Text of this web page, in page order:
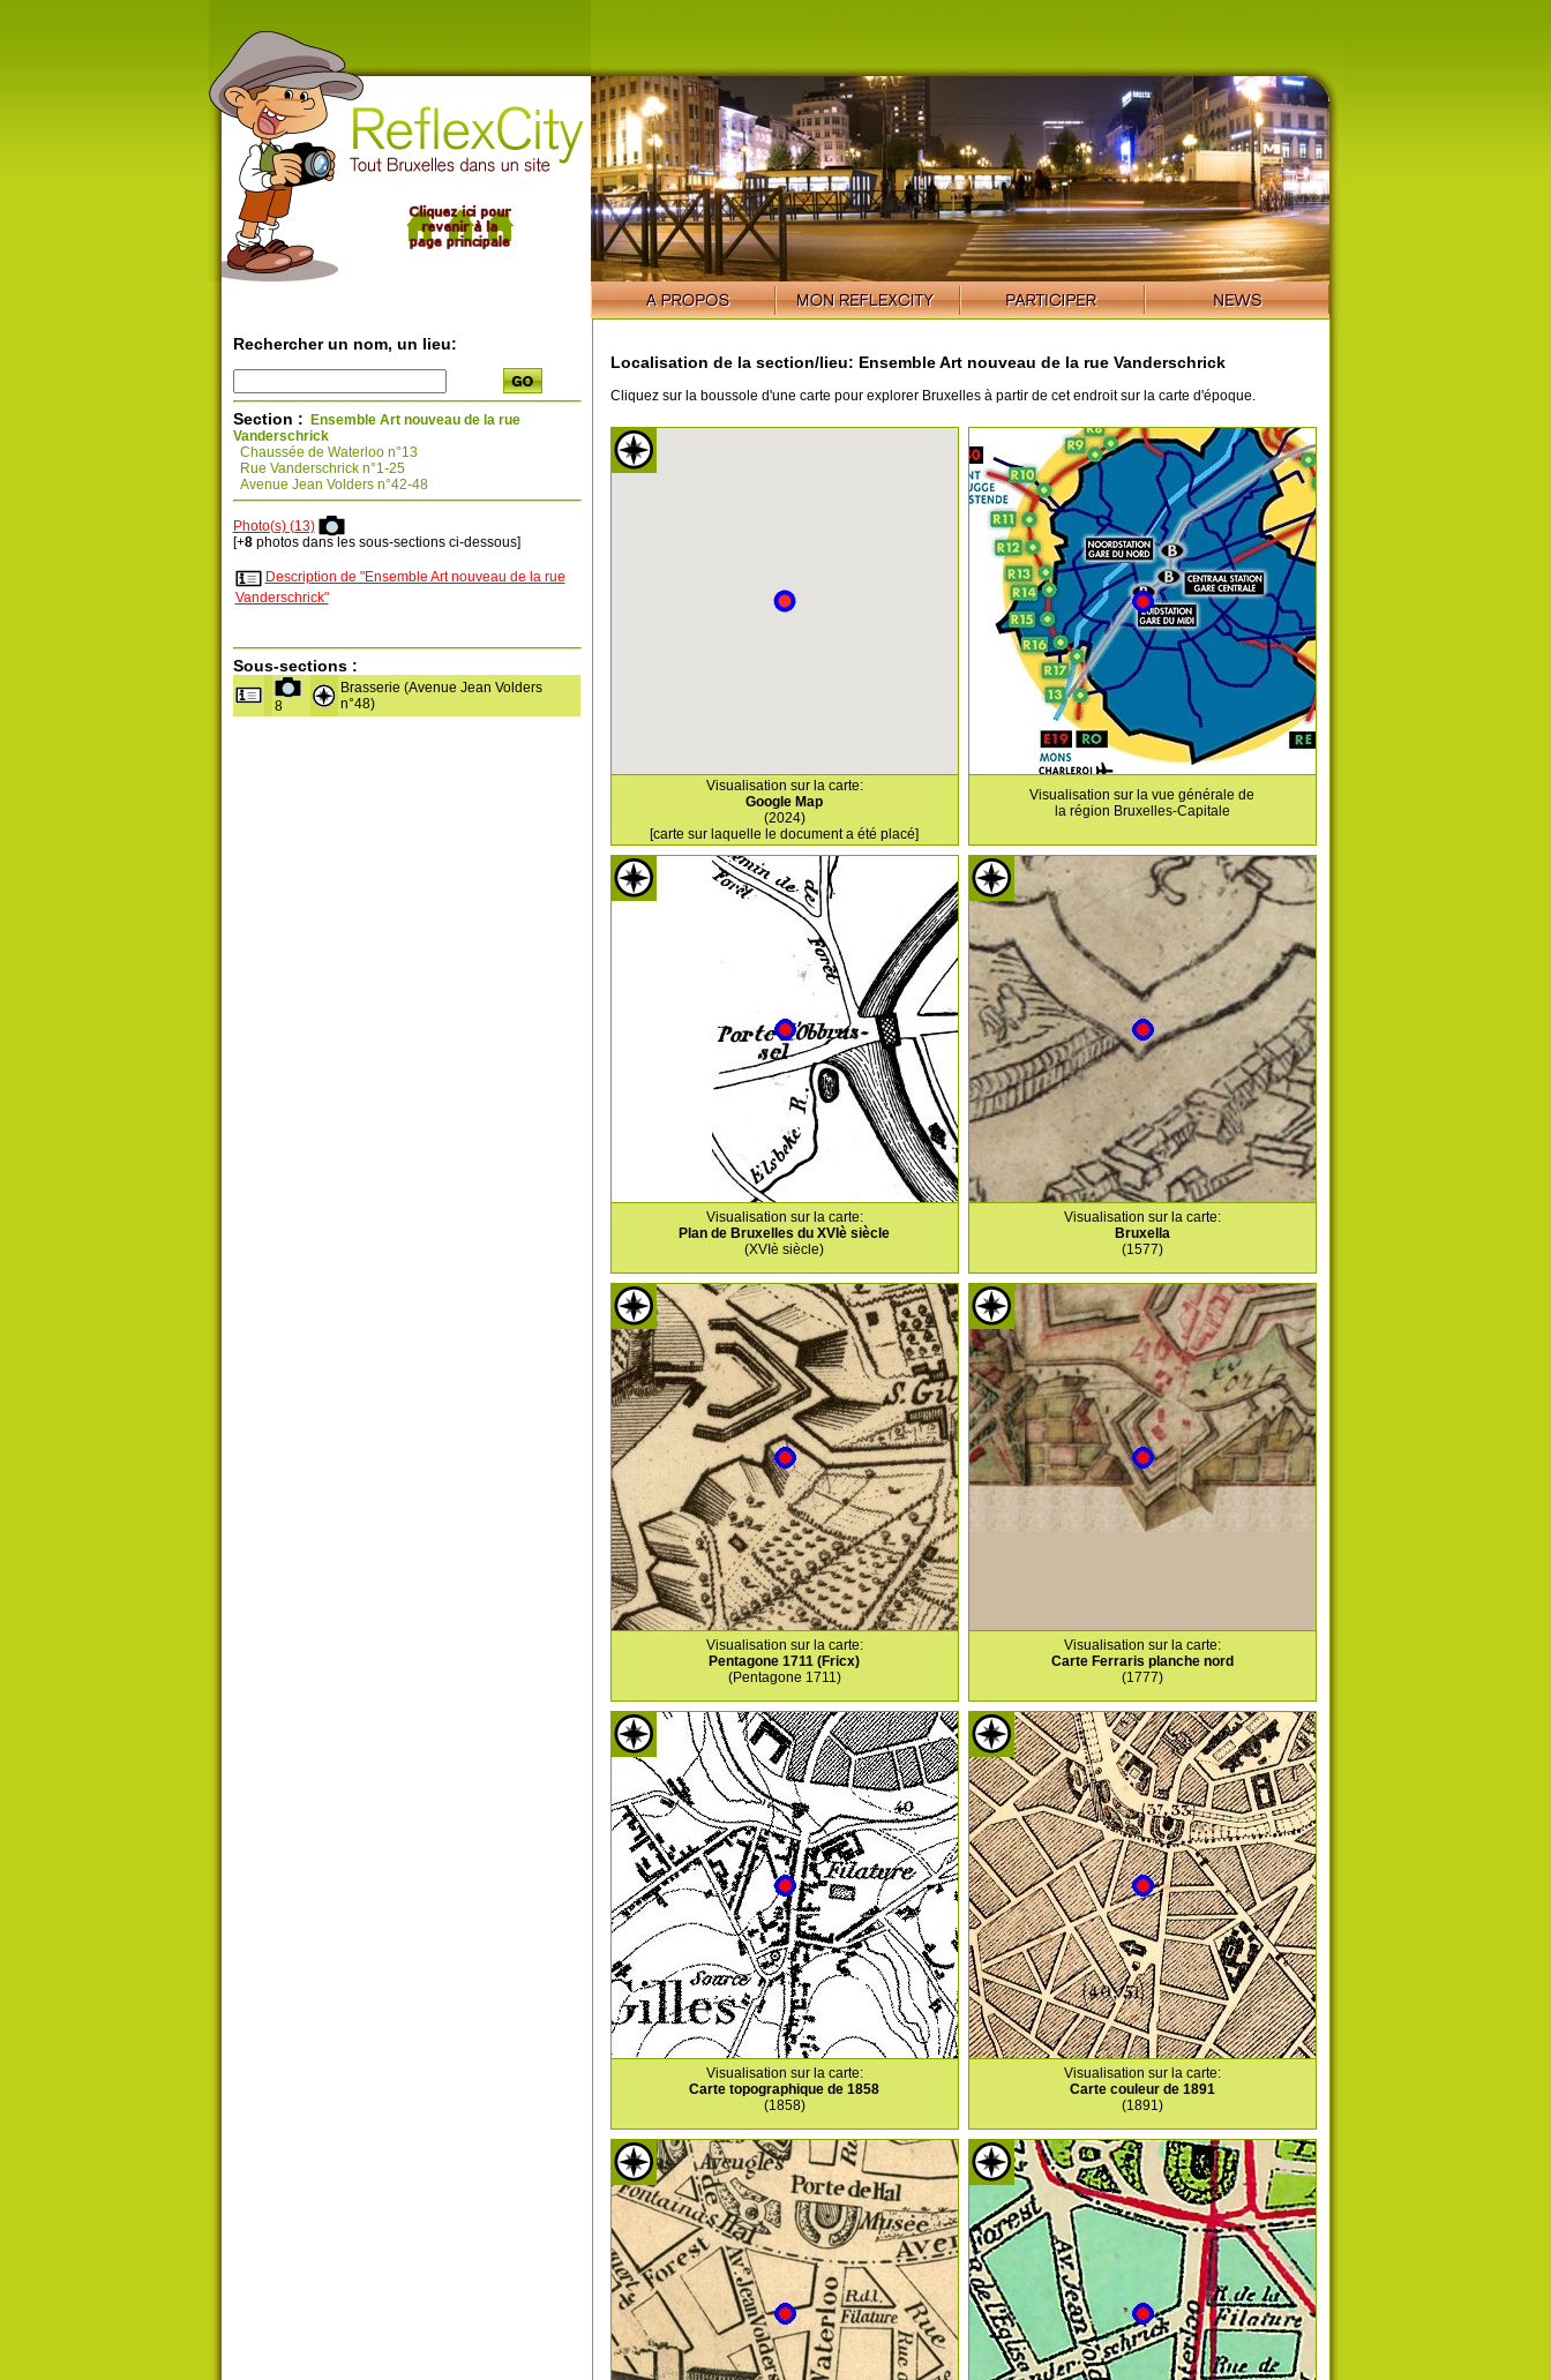
Rechercher un nom, un lieu:
Section : Ensemble Art nouveau de la rue
Vanderschrick
Chaussée de Waterloo n°13
Rue Vanderschrick n°1-25
Avenue Jean Volders n°42-48
Photo(s) (13)
[+8photos dans les sous-sections ci-dessous]
Description de "Ensemble Art nouveau de la rue
Vanderschrick"
Sous-sections :
8
Brasserie (Avenue Jean Volders
n°48)
Localisation de la section/lieu: Ensemble Art nouveau de la rue Vanderschrick
Cliquez sur la boussole d'une carte pour explorer Bruxelles à partir de cet endroit sur la carte d'époque.
Visualisation sur la carte:
Google Map
(2024)
[carte sur laquelle le document a été placé]
Visualisation sur la vue générale de
la région Bruxelles-Capitale
Visualisation sur la carte:
Plan de Bruxelles du XVIè siècle
(XVIè siècle)
Visualisation sur la carte:
Bruxella
(1577)
Visualisation sur la carte:
Pentagone 1711 (Fricx)
(Pentagone 1711)
Visualisation sur la carte:
Carte Ferraris planche nord
(1777)
Visualisation sur la carte:
Carte topographique de 1858
(1858)
Visualisation sur la carte:
Carte couleur de 1891
(1891)